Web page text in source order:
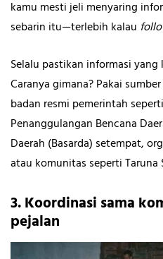
kamu mesti jeli menyaring
sebarin itu—terlebih kalau
Selalu pastikan informasi
Caranya gimana? Pakai
badan resmi pemerintah
Penanggulangan Bencana
Daerah (Basarda) setempat,
atau komunitas seperti Taruna
3. Koordinasi sama
pejalan